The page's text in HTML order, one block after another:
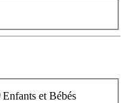
Enfants et Bébés